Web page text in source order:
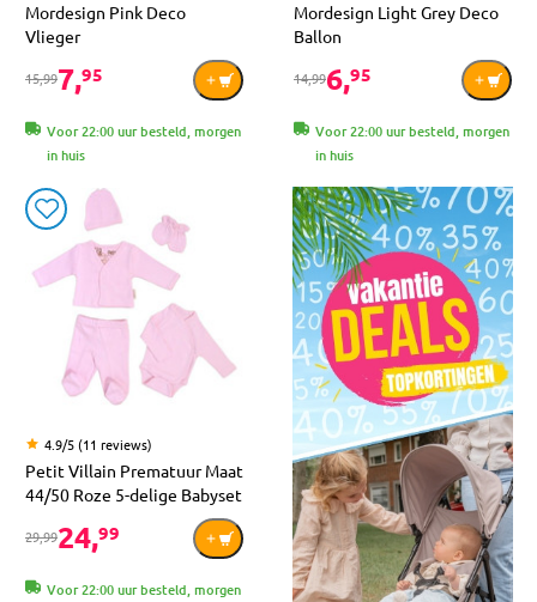
Mordesign Pink Deco
Vlieger
15,997,95
Voor 22:00 uur besteld, morgen
in huis
Mordesign Light Grey Deco
Ballon
14,996,95
Voor 22:00 uur besteld, morgen
in huis
4.9/5 (11 reviews)
Petit Villain Prematuur Maat
44/50 Roze 5-delige Babyset
29,9924,99
Voor 22:00 uur besteld, morgen